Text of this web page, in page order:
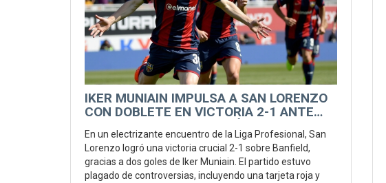
IKER MUNIAIN IMPULSA A SAN LORENZO
CON DOBLETE EN VICTORIA 2-1 ANTE
LIGA PROFESIONAL
En un electrizante encuentro de la Liga Profesional, San
Lorenzo logró una victoria crucial 2-1 sobre Banfield,
gracias a dos goles de Iker Muniain. El partido estuvo
plagado de controversias, incluyendo una tarjeta roja y